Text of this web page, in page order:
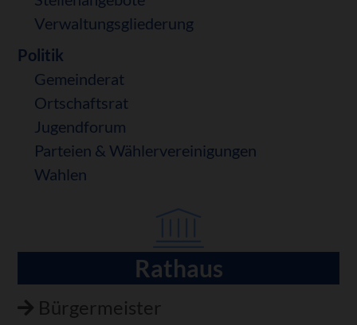
Verwaltungsgliederung
Politik
Gemeinderat
Ortschaftsrat
Jugendforum
Parteien & Wählervereinigungen
Wahlen
Rathaus
Bürgermeister